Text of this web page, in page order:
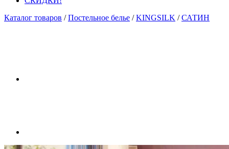
Каталог товаров / Постельное белье / KINGSILK / САТИН